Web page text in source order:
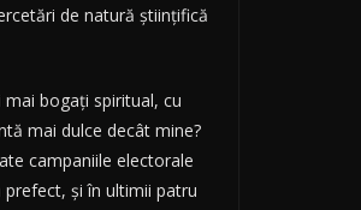
de natură științifică
bogați spiritual, cu
mai dulce decât mine?
campaniile electorale
și în ultimii patru